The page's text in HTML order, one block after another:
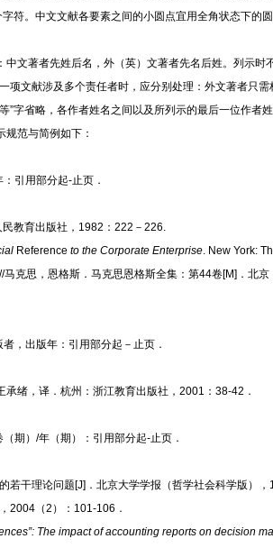
符。中文文献各要素之间的小圆点宜用全角状态下的
文著者先姓后名，外（英）文著者先名后姓。列示时
项文献涉及多个责任者时，应分别处理：外文著者只
字省略，各作者姓名之间以及所列示的最后一位作者姓
范与简例如下：
：引用部分起-止页．
教育出版社， 1982 ： 222－226.
Reference to the Corporate Enterprise. New York:
克思，恩格斯．马克思恩格斯全集：第44卷[M] ．北
者，出版年：引用部分起－止页．
承绪，译．杭州：浙江教育出版社， 2001：38-42．
期） /年（期）：引用部分起-止页．
若干理论问题[J] ．北京大学学报（哲学社会科学版），
2004（2）：101-106．
The impact of accounting reports on decision